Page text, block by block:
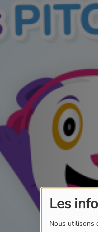
Les
Nous utilisons